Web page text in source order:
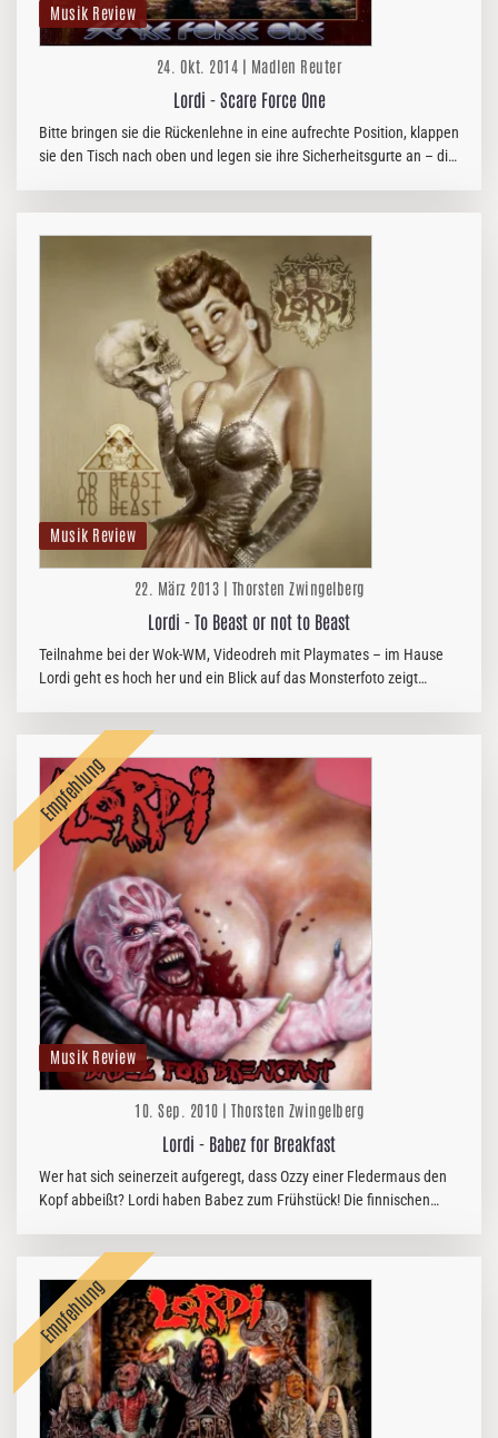
Musik Review
24. Okt. 2014 | Madlen Reuter
Lordi - Scare Force One
Bitte bringen sie die Rückenlehne in eine aufrechte Position, klappen
sie den Tisch nach oben und legen sie ihre Sicherheitsgurte an – die
Musik Review
22. März 2013 | Thorsten Zwingelberg
Lordi - To Beast or not to Beast
Teilnahme bei der Wok-WM, Videodreh mit Playmates – im Hause
Lordi geht es hoch her und ein Blick auf das Monsterfoto zeigt
Musik Review
10. Sep. 2010 | Thorsten Zwingelberg
Lordi - Babez for Breakfast
Wer hat sich seinerzeit aufgeregt, dass Ozzy einer Fledermaus den
Kopf abbeißt? Lordi haben Babez zum Frühstück! Die finnischen